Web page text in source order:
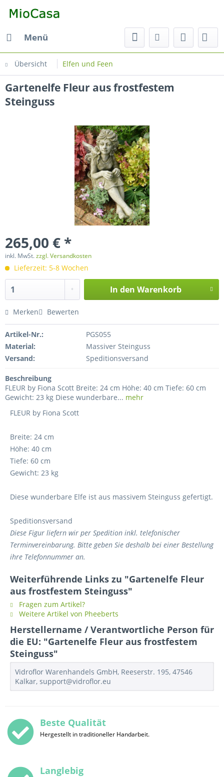
Menü
Übersicht Elfen und Feen
Gartenelfe Fleur aus frostfestem
Steinguss
265,00 € *
inkl. MwSt.zzgl. Versandkosten
Lieferzeit: 5-8 Wochen
In den Warenkorb
Merken Bewerten
Artikel-Nr.:
PGS055
Material:
Massiver Steinguss
Versand:
Speditionsversand
Beschreibung
FLEUR by Fiona Scott Breite: 24 cm Höhe: 40 cm Tiefe: 60 cm
Gewicht: 23 kg Diese wunderbare... mehr
FLEUR by Fiona Scott
Breite: 24 cm
Höhe: 40 cm
Tiefe: 60 cm
Gewicht: 23 kg
Diese wunderbare Elfe ist aus massivem Steinguss gefertigt.
Speditionsversand
Diese Figur liefern wir per Spedition inkl. telefonischer
Terminvereinbarung. Bitte geben Sie deshalb bei einer Bestellung
ihre Telefonnummer an.
Weiterführende Links zu "Gartenelfe Fleur
aus frostfestem Steinguss"
Fragen zum Artikel?
Weitere Artikel von Pheeberts
Herstellername / Verantwortliche Person für
die EU: "Gartenelfe Fleur aus frostfestem
Steinguss"
Vidroflor Warenhandels GmbH, Reeserstr. 195, 47546
Kalkar, support@vidroflor.eu
Beste Qualität
Hergestellt in traditioneller Handarbeit.
Langlebig